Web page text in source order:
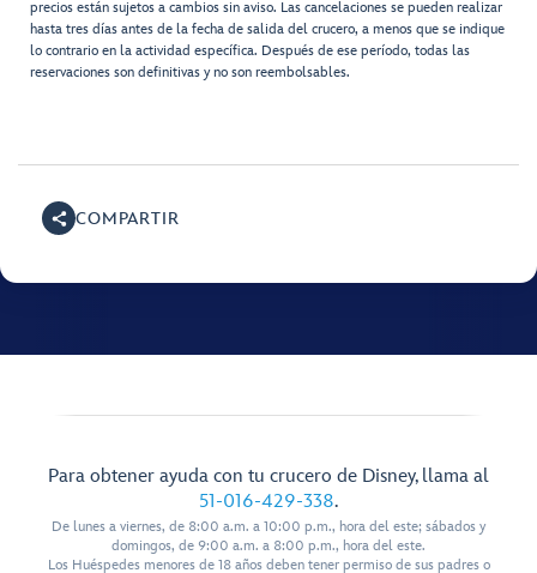
precios están sujetos a cambios sin aviso. Las cancelaciones se pueden realizar
hasta tres días antes de la fecha de salida del crucero, a menos que se indique
lo contrario en la actividad específica. Después de ese período, todas las
reservaciones son definitivas y no son reembolsables.
COMPARTIR
Para obtener ayuda con tu crucero de Disney, llama al
51-016-429-338.
De lunes a viernes, de 8:00 a.m. a 10:00 p.m., hora del este; sábados y
domingos, de 9:00 a.m. a 8:00 p.m., hora del este.
Los Huéspedes menores de 18 años deben tener permiso de sus padres o